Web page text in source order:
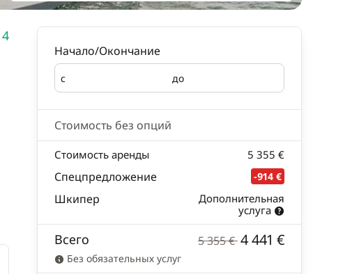
Начало/Окончание
с
Начало до
Окончание
Стоимость без опций
Стоимость аренды 5 355 €
Спецпредложение -914 €
Шкипер
Дополнительная
услуга
Всего 5 355 €4 441 €
Без обязательных услуг